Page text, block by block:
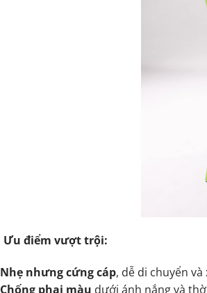
Ưu điểm vượt trội:
Nhẹ nhưng cứng cáp, dễ di chuyển
Chống phai màu dưới ánh nắng và